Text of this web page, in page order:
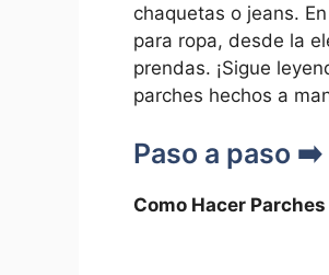
‍chaquetas​ o jeans.
para ropa, desde la
prendas. ¡Sigue
parches hechos a
Paso a paso ➡️
Como Hacer ⁤Parches